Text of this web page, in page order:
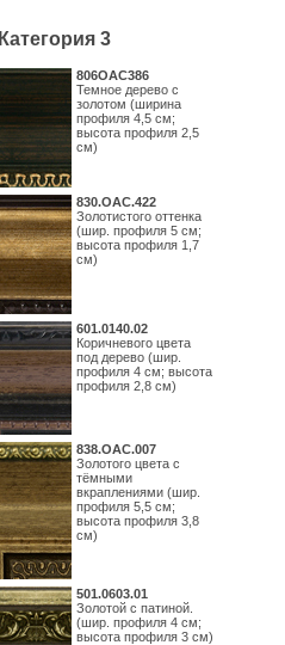
Категория 3
806OAC386
Темное дерево с
золотом (ширина
профиля 4,5 см;
высота профиля 2,5
см)
830.ОАС.422
Золотистого оттенка
(шир. профиля 5 см;
высота профиля 1,7
см)
601.0140.02
Коричневого цвета
под дерево (шир.
профиля 4 см; высота
профиля 2,8 см)
838.ОАС.007
Золотого цвета с
тёмными
вкраплениями (шир.
профиля 5,5 см;
высота профиля 3,8
см)
501.0603.01
Золотой с патиной.
(шир. профиля 4 см;
высота профиля 3 см)